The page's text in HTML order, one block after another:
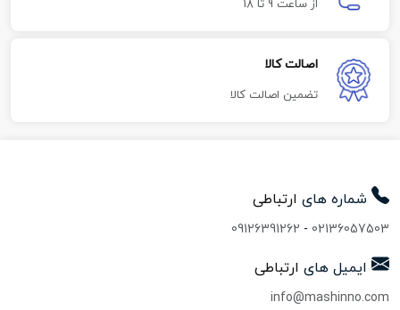
از ساعت 9 تا 18
اصالت کالا
تضمین اصالت کالا
شماره های ارتباطی
02136057503
-
09126391262
ایمیل های ارتباطی
info@mashinno.com